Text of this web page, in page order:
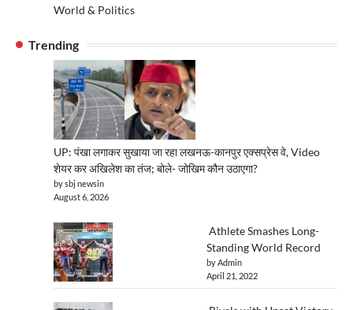
World & Politics
Trending
UP: पंखा लगाकर सुखाया जा रहा लखनऊ-कानपुर एक्सप्रेस वे, Video
शेयर कर अखिलेश का तंज; बोले- जोखिम कौन उठाएगा?
by sbj newsin
August 6, 2026
Athlete Smashes Long-
Standing World Record
by Admin
April 21, 2022